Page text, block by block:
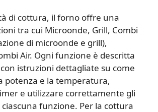
di cottura, il forno offre una
tra cui Microonde, Grill, Combi
di microonde e grill),
Air. Ogni funzione è descritta
istruzioni dettagliate su come
potenza e la temperatura,
e utilizzare correttamente gli
ciascuna funzione. Per la cottura